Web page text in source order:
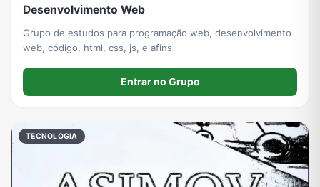
Desenvolvimento Web
Grupo de estudos para programação web, desenvolvimento
web, código, html, css, js, e afins
Entrar no Grupo
TECNOLOGIA